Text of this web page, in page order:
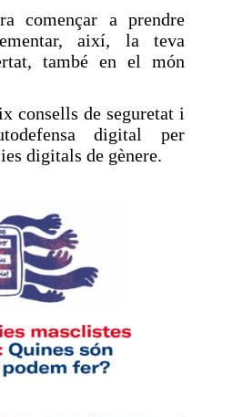
començar a prendre
així, la teva
també en el món
consells de seguretat i
digital per
digitals de gènere.